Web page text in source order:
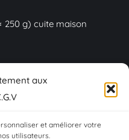
aux
et améliorer votre
utilisateurs.
g) cuite maison
- Plaquette de 150 g